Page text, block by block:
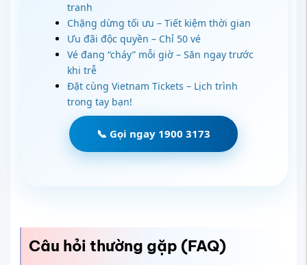
tranh
Chặng dừng tối ưu – Tiết kiệm thời gian
Ưu đãi độc quyền – Chỉ 50 vé
Vé đang “cháy” mỗi giờ – Săn ngay trước
khi trễ
Đặt cùng Vietnam Tickets – Lịch trình
trong tay bạn!
📞 Gọi ngay 1900 3173
Câu hỏi thường gặp (FAQ)